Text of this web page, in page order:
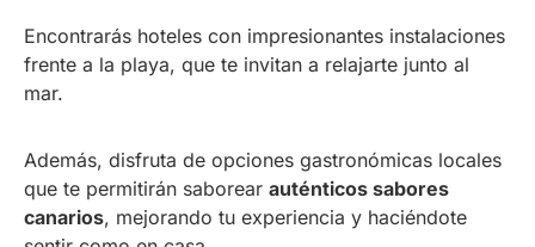
Encontrarás hoteles con impresionantes instalaciones
frente a la playa, que te invitan a relajarte junto al
mar.
Además, disfruta de opciones gastronómicas locales
que te permitirán saborear auténticos sabores
canarios, mejorando tu experiencia y haciéndote